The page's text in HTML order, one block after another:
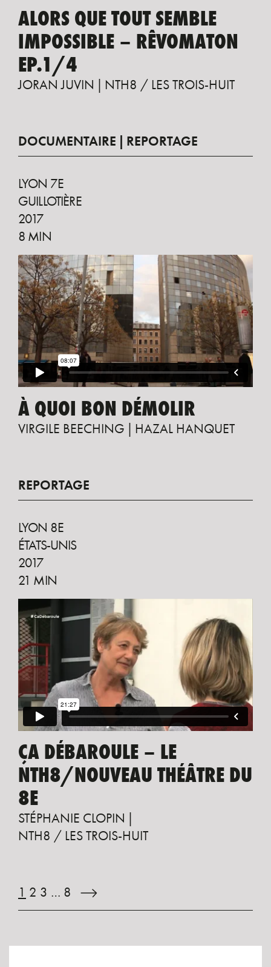
ALORS QUE TOUT SEMBLE
IMPOSSIBLE – RÊVOMATON
EP.1/4
JORAN JUVIN NTH8 / LES TROIS-HUIT
DOCUMENTAIRE REPORTAGE
LYON 7E
GUILLOTIÈRE
2017
8 MIN
À QUOI BON DÉMOLIR
VIRGILE BEECHING HAZAL HANQUET
REPORTAGE
LYON 8E
ÉTATS-UNIS
2017
21 MIN
ÇA DÉBAROULE – LE
NTH8/NOUVEAU THÉÂTRE DU
8E
STÉPHANIE CLOPIN
NTH8 / LES TROIS-HUIT
1 2 3 … 8